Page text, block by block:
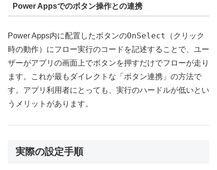
Power Appsでのボタン操作との連携
Power Apps内に配置したボタンのOnSelect
（クリック
時の動作）にフロー実行のコードを記述することで、ユー
ザーがアプリの画面上でボタンを押すだけでフローが走り
ます。これが最もダイレクトな「ボタン連携」の方法で
す。アプリ利用者にとっても、実行のハードルが低いとい
うメリットがあります。
実際の設定手順